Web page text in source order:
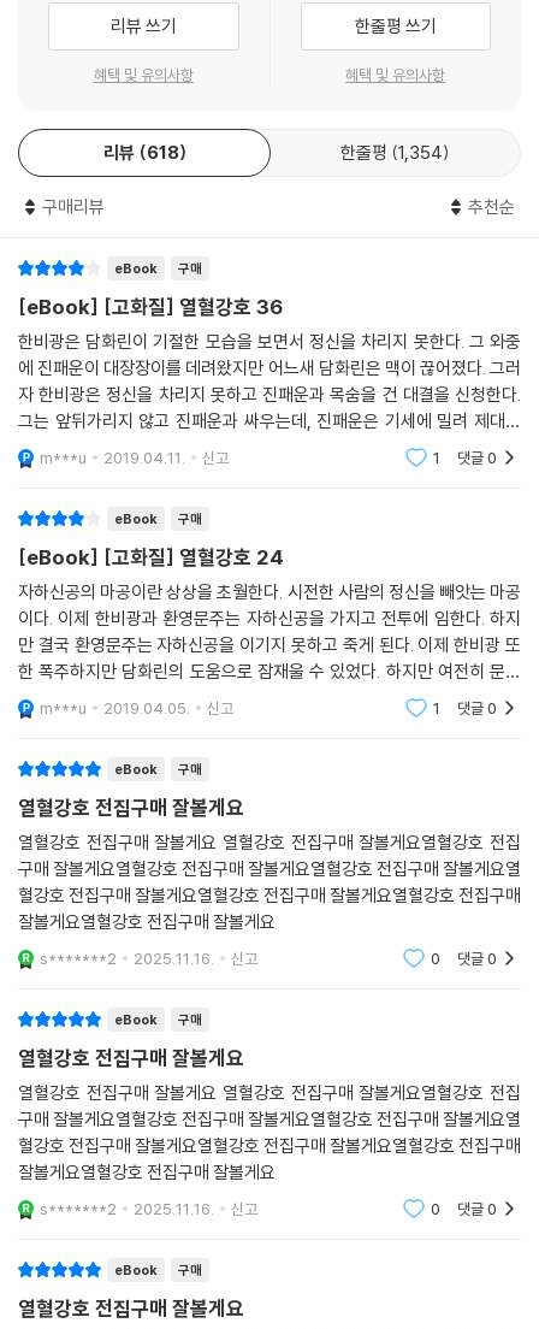
닳아 가는 한비광과 최악의 고수 혈뢰의 정면 승부! 화룡도 대 번천도의 치
열한 격돌 속에 결국 한비광은 진패운과 함께 파상적인 협공을 시도한다....
최악의 고수, 혈뢰와의 피할 수 없는 승부! 혈뢰의 파상적인 공세 앞에 점
차 절체절명의 위기에 몰리는 한비광 일행! 최후의 순간, 마침내 화룡도와
동화된 한비광은 가공할 역공을 펼치는데... 한 치 앞도 예측할 수 없는 강
호 최강의 격돌!!...
[만화] 열혈강호 39
화룡의 힘을 얻어 혈뢰와의 사투를 끝낸 한비광. 마침내 연비가의 결전은
마무리 되지만 신지를 둘러싼 의혹은 점점 커져간다. 간신히 위기를 벗어
난 한비광과 담화린에게 또다시 현무파천궁을 다루는 절대 여고수가 그들
을 노리는데......
[만화] 열혈강호 40
강력한 현무파천궁의 위력! 위기에 빠진 한비광의 구원자는-?! 여고수 매
장백한 계곡물 속으로 쓰러지고 만다. 한편,장백산 산채에서는 행방불명된
검황의 손녀 담화린과 매유진을 찾고자 산 주위와 주변 마을을 뒤지기 시
작하는데... ...
리뷰 쓰기
혜택 및 유의사항
한줄평 쓰기
혜택 및 유의사항
리뷰 618 한줄평 1,354
구매리뷰 추천순
eBook 구매
[eBook] [고화질] 열혈강호 36
한비광은 담화린이 기절한 모습을 보면서 정신을 차리지 못한다. 그 와중
에 진패운이 대장장이를 데려왔지만 어느새 담화린은 맥이 끊어졌다. 그러
자 한비광은 정신을 차리지 못하고 진패운과 목숨을 건 대결을 신청한다.
그는 앞뒤가리지 않고 진패운과 싸우는데, 진패운은 기세에 밀려 제대로
반응하지 못하고 있다. 거기다 혈뢰 또한 그들의 모습을 지켜보면서 자신
이 개입할 시기를
m***u 2019.04.11. 신고 1 댓글0
eBook 구매
[eBook] [고화질] 열혈강호 24
자하신공의 마공이란 상상을 초월한다. 시전한 사람의 정신을 빼앗는 마공
이다. 이제 한비광과 환영문주는 자하신공을 가지고 전투에 임한다. 하지
만 결국 환영문주는 자하신공을 이기지 못하고 죽게 된다. 이제 한비광 또
한 폭주하지만 담화린의 도움으로 잠재울 수 있었다. 하지만 여전히 문제
가 사라진 것이 아니다. 남만에서 천마신군을 타도하겠다는 움직임이 일어
났다. 바로 한비광
m***u 2019.04.05. 신고 1 댓글0
eBook 구매
열혈강호 전집구매 잘볼게요
열혈강호 전집구매 잘볼게요 열혈강호 전집구매 잘볼게요열혈강호 전집
구매 잘볼게요열혈강호 전집구매 잘볼게요열혈강호 전집구매 잘볼게요열
혈강호 전집구매 잘볼게요열혈강호 전집구매 잘볼게요열혈강호 전집구매
잘볼게요열혈강호 전집구매 잘볼게요
s*******2 2025.11.16. 신고 0 댓글0
eBook 구매
열혈강호 전집구매 잘볼게요
열혈강호 전집구매 잘볼게요 열혈강호 전집구매 잘볼게요열혈강호 전집
구매 잘볼게요열혈강호 전집구매 잘볼게요열혈강호 전집구매 잘볼게요열
혈강호 전집구매 잘볼게요열혈강호 전집구매 잘볼게요열혈강호 전집구매
잘볼게요열혈강호 전집구매 잘볼게요
s*******2 2025.11.16. 신고 0 댓글0
eBook 구매
열혈강호 전집구매 잘볼게요